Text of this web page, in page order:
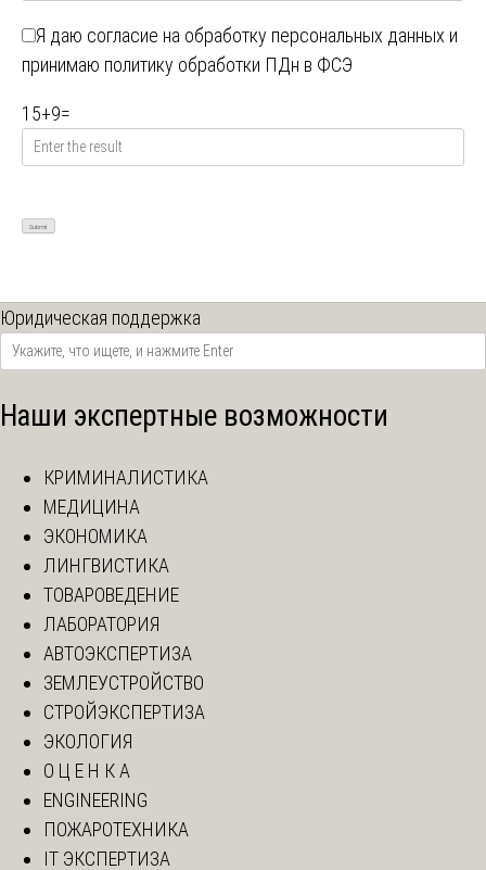
Я даю согласие на обработку персональных данных и
принимаю политику обработки ПДн в ФСЭ
15+9=
Юридическая поддержка
Наши экспертные возможности
КРИМИНАЛИСТИКА
МЕДИЦИНА
ЭКОНОМИКА
ЛИНГВИСТИКА
ТОВАРОВЕДЕНИЕ
ЛАБОРАТОРИЯ
АВТОЭКСПЕРТИЗА
ЗЕМЛЕУСТРОЙСТВО
СТРОЙЭКСПЕРТИЗА
ЭКОЛОГИЯ
О Ц Е Н К А
ENGINEERING
ПОЖАРОТЕХНИКА
IT ЭКСПЕРТИЗА